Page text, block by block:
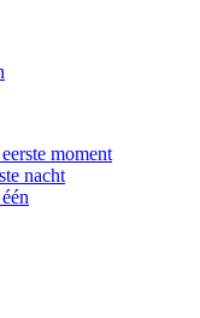
moment
nacht